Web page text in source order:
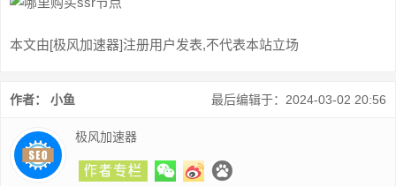
本文由[极风加速器]注册用户发表,不代表本站立场
最后编辑于：2024-03-02 20:56
作者： 小鱼
极风加速器